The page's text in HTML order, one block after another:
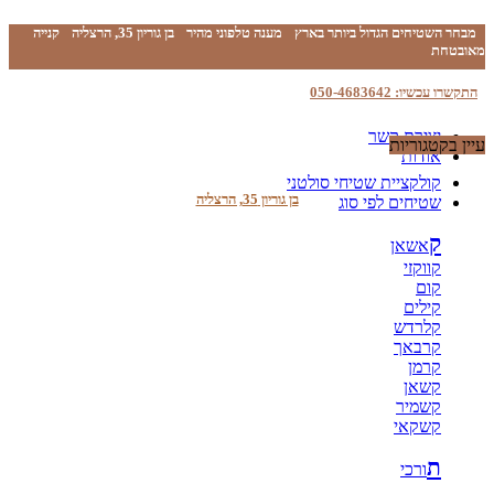
מבחר השטיחים הגדול ביותר בארץ מענה טלפוני מהיר בן גוריון 35, הרצליה
קנייה
מאובטחת
התקשרו עכשיו: 050-4683642
יצירת קשר
אודות
בן גוריון 35, הרצליה
עיין בקטגוריות
קולקציית שטיחי סולטני
שטיחים לפי סוג
קאשאן
קווקזי
קום
קילים
קלרדש
קרבאך
קרמן
קשאן
קשמיר
קשקאי
תורכי